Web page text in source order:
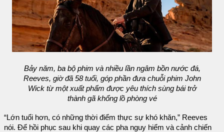
Bảy năm, ba bộ phim và nhiều lần ngâm bồn nước đá,
Reeves, giờ đã 58 tuổi, góp phần đưa chuỗi phim John
Wick từ một xuất phẩm được yêu thích sùng bái trở
thành gã khổng lồ phòng vé
“Lớn tuổi hơn, có những thời điểm thực sự khó khăn,” Reeves
nói. Để hồi phục sau khi quay các pha nguy hiểm và cảnh chiến